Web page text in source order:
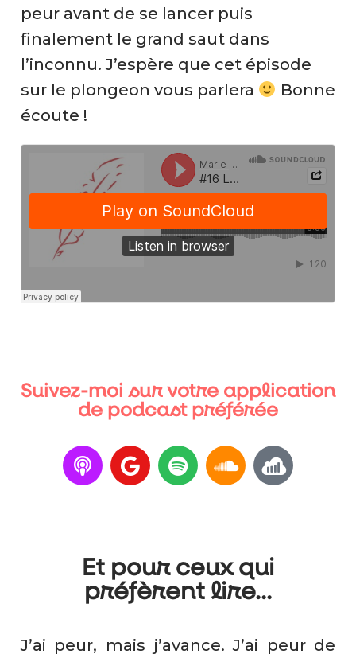
peur avant de se lancer puis
finalement le grand saut dans
l’inconnu. J’espère que cet épisode
sur le plongeon vous parlera
Bonne
écoute !
Suivez-moi sur votre application
de podcast préférée
Et pour ceux qui
préfèrent lire...
J’ai peur, mais j’avance. J’ai peur de